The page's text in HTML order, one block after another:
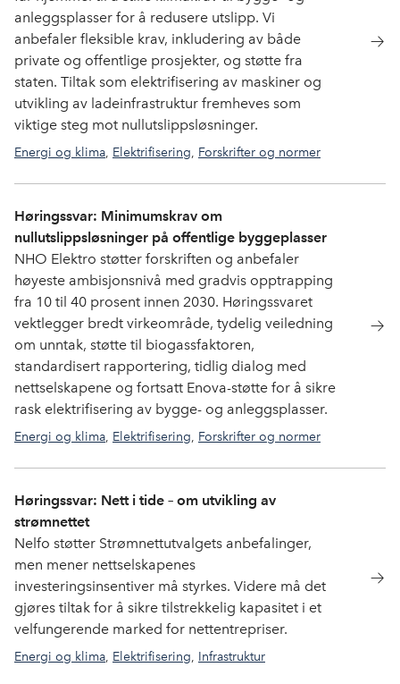
anleggsplasser for å redusere utslipp. Vi
anbefaler fleksible krav, inkludering av både
private og offentlige prosjekter, og støtte fra
staten. Tiltak som elektrifisering av maskiner og
utvikling av ladeinfrastruktur fremheves som
viktige steg mot nullutslippsløsninger.
Energi og klima, Elektrifisering, Forskrifter og normer
Høringssvar: Minimumskrav om
nullutslippsløsninger på offentlige byggeplasser
NHO Elektro støtter forskriften og anbefaler
høyeste ambisjonsnivå med gradvis opptrapping
fra 10 til 40 prosent innen 2030. Høringssvaret
vektlegger bredt virkeområde, tydelig veiledning
om unntak, støtte til biogassfaktoren,
standardisert rapportering, tidlig dialog med
nettselskapene og fortsatt Enova-støtte for å sikre
rask elektrifisering av bygge- og anleggsplasser.
Energi og klima, Elektrifisering, Forskrifter og normer
Høringssvar: Nett i tide – om utvikling av
strømnettet
Nelfo støtter Strømnettutvalgets anbefalinger,
men mener nettselskapenes
investeringsinsentiver må styrkes. Videre må det
gjøres tiltak for å sikre tilstrekkelig kapasitet i et
velfungerende marked for nettentrepriser.
Energi og klima, Elektrifisering, Infrastruktur